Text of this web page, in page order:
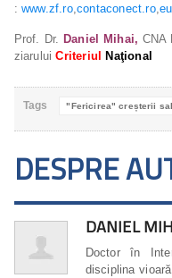
:www.zf.ro,contaconect.ro,
Prof. Dr. Daniel Mihai, CNA
ziaruluiCriteriul Naţional
Tags "Fericirea" creșterii
DESPRE
DANIEL
Doctor în
disciplina